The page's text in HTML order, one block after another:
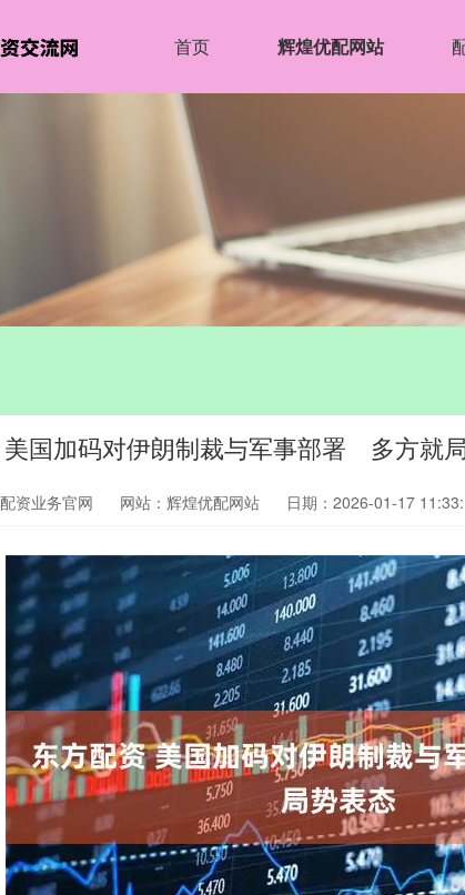
首页 辉煌优配网站
国加码对伊朗制裁与军事部署 多方就
资业务官网 网站：辉煌优配网站 日期：2026-01-17